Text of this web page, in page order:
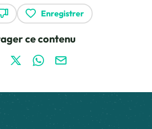
Enregistrer
ce contenu
sur Facebook (nouvelle fenêtre)
Partager sur X / Twitter (nouvelle
Partager sur WhatsApp
Partager par mail